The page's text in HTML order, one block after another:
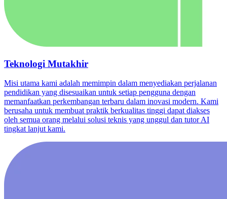
Teknologi Mutakhir
Misi utama kami adalah memimpin dalam menyediakan perjalanan
pendidikan yang disesuaikan untuk setiap pengguna dengan
memanfaatkan perkembangan terbaru dalam inovasi modern. Kami
berusaha untuk membuat praktik berkualitas tinggi dapat diakses
oleh semua orang melalui solusi teknis yang unggul dan tutor AI
tingkat lanjut kami.